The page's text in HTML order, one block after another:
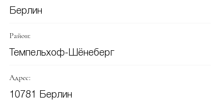
Берлин
Район:
Темпельхоф-Шёнеберг
Адрес:
10781 Берлин